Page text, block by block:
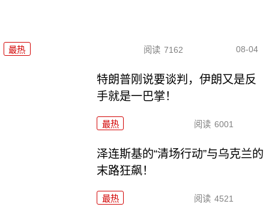
最热 阅读 7162 08-04
特朗普刚说要谈判，伊朗又是反
手就是一巴掌！
最热 阅读 6001
泽连斯基的“清场行动”与乌克兰的
末路狂飙！
最热 阅读 4521